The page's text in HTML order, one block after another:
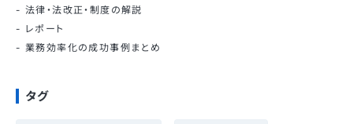
法律・法改正・制度の解説
レポート
業務効率化の成功事例まとめ
タグ